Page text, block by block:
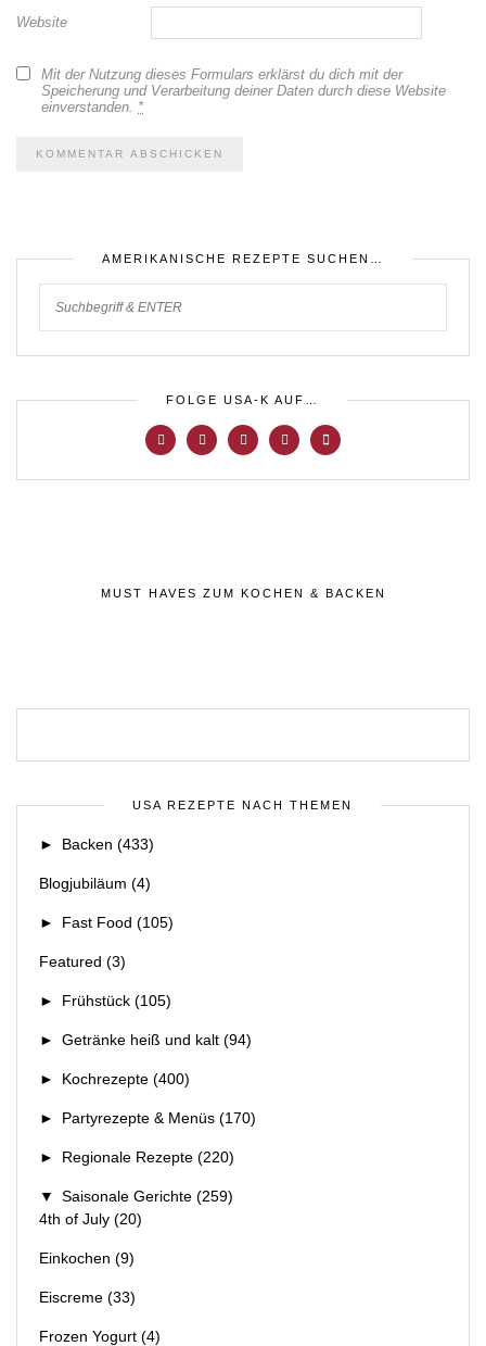
Website
Mit der Nutzung dieses Formulars erklärst du dich mit der
Speicherung und Verarbeitung deiner Daten durch diese Website
einverstanden. *
AMERIKANISCHE REZEPTE SUCHEN…
FOLGE USA-K AUF…
MUST HAVES ZUM KOCHEN & BACKEN
USA REZEPTE NACH THEMEN
► Backen (433)
Blogjubiläum (4)
► Fast Food (105)
Featured (3)
► Frühstück (105)
► Getränke heiß und kalt (94)
► Kochrezepte (400)
► Partyrezepte & Menüs (170)
► Regionale Rezepte (220)
▼ Saisonale Gerichte (259)
4th of July (20)
Einkochen (9)
Eiscreme (33)
Frozen Yogurt (4)